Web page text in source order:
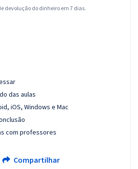
devolução do dinheiro em 7 dias.
das aulas
iOS, Windows e Mac
com professores
Compartilhar